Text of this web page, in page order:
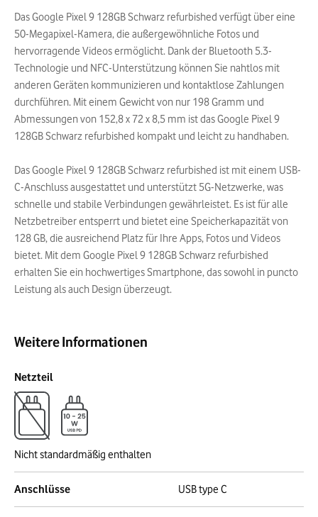
Das Google Pixel 9 128GB Schwarz refurbished verfügt über eine
50-Megapixel-Kamera, die außergewöhnliche Fotos und
hervorragende Videos ermöglicht. Dank der Bluetooth 5.3-
Technologie und NFC-Unterstützung können Sie nahtlos mit
anderen Geräten kommunizieren und kontaktlose Zahlungen
durchführen. Mit einem Gewicht von nur 198 Gramm und
Abmessungen von 152,8 x 72 x 8,5 mm ist das Google Pixel 9
128GB Schwarz refurbished kompakt und leicht zu handhaben.
Das Google Pixel 9 128GB Schwarz refurbished ist mit einem USB-
C-Anschluss ausgestattet und unterstützt 5G-Netzwerke, was
schnelle und stabile Verbindungen gewährleistet. Es ist für alle
Netzbetreiber entsperrt und bietet eine Speicherkapazität von
128 GB, die ausreichend Platz für Ihre Apps, Fotos und Videos
bietet. Mit dem Google Pixel 9 128GB Schwarz refurbished
erhalten Sie ein hochwertiges Smartphone, das sowohl in puncto
Leistung als auch Design überzeugt.
Weitere Informationen
Netzteil
Nicht standardmäßig enthalten
Anschlüsse USB type C